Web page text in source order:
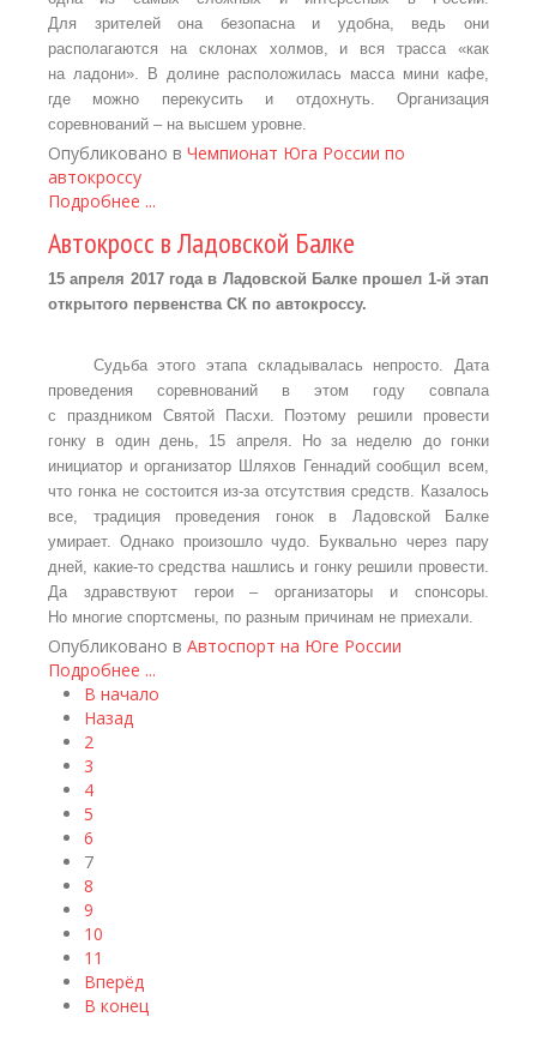
Для зрителей она безопасна и удобна, ведь они
располагаются на склонах холмов, и вся трасса «как
на ладони». В долине расположилась масса мини кафе,
где можно перекусить и отдохнуть. Организация
соревнований – на высшем уровне.
Опубликовано в Чемпионат Юга России по
автокроссу
Подробнее ...
Автокросс в Ладовской Балке
15 апреля 2017 года в Ладовской Балке прошел 1-й этап
открытого первенства СК по автокроссу.
Судьба этого этапа складывалась непросто. Дата
проведения соревнований в этом году совпала
с праздником Святой Пасхи. Поэтому решили провести
гонку в один день, 15 апреля. Но за неделю до гонки
инициатор и организатор Шляхов Геннадий сообщил всем,
что гонка не состоится из-за отсутствия средств. Казалось
все, традиция проведения гонок в Ладовской Балке
умирает. Однако произошло чудо. Буквально через пару
дней, какие-то средства нашлись и гонку решили провести.
Да здравствуют герои – организаторы и спонсоры.
Но многие спортсмены, по разным причинам не приехали.
Опубликовано в Автоспорт на Юге России
Подробнее ...
В начало
Назад
2
3
4
5
6
7
8
9
10
11
Вперёд
В конец